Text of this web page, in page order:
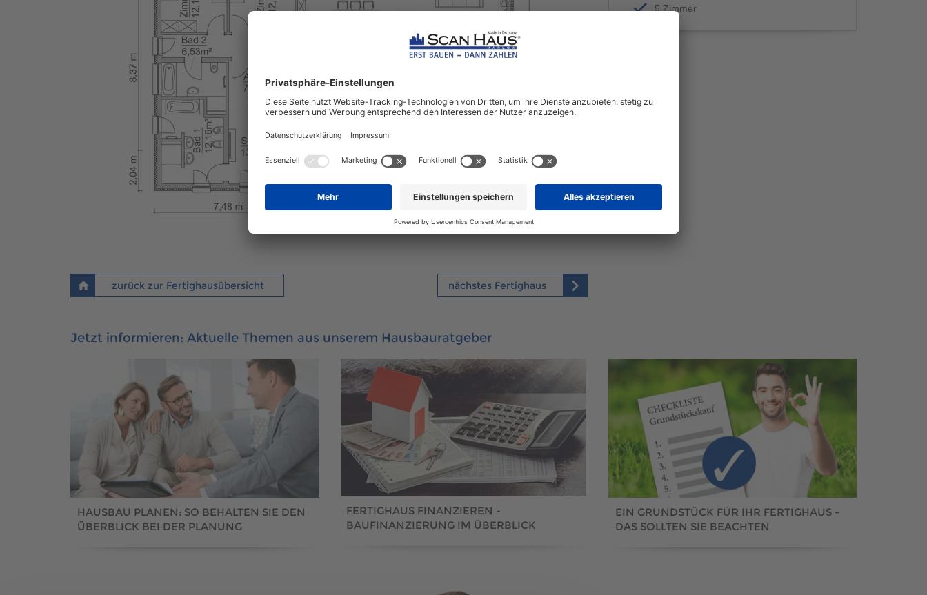
5 Zimmer
zurück zur Fertighausübersicht nächstes Fertighaus
Jetzt informieren: Aktuelle Themen aus unserem Hausbauratgeber
HAUSBAU PLANEN: SO BEHALTEN SIE DEN
ÜBERBLICK BEI DER PLANUNG
FERTIGHAUS FINANZIEREN -
BAUFINANZIERUNG IM ÜBERBLICK
EIN GRUNDSTÜCK FÜR IHR FERTIGHAUS -
DAS SOLLTEN SIE BEACHTEN